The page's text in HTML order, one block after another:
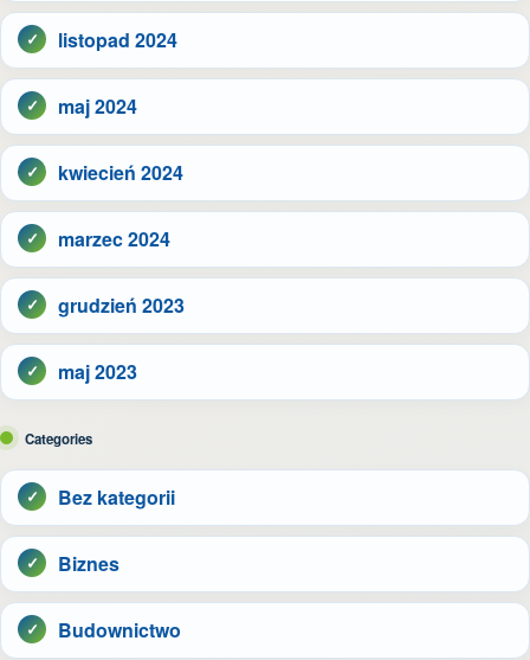
listopad 2024
maj 2024
kwiecień 2024
marzec 2024
grudzień 2023
maj 2023
Categories
Bez kategorii
Biznes
Budownictwo